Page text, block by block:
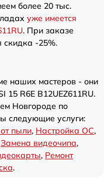
более 20 тыс.
уже имеется
. При заказе
скидка -25%.
наших мастеров - они
15 R6E B12UEZ611RU.
Новгороде по
следующие услуги:
пыли, Настройка ОС,
Замена видеочипа,
, Ремонт
.